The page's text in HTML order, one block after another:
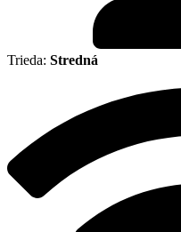
Trieda: Stredná